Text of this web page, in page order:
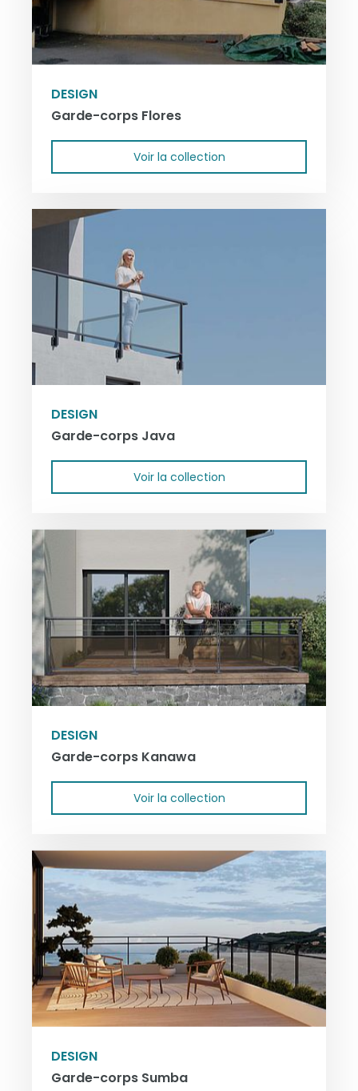
DESIGN
Garde-corps Flores
Voir la collection
DESIGN
Garde-corps Java
Voir la collection
DESIGN
Garde-corps Kanawa
Voir la collection
DESIGN
Garde-corps Sumba